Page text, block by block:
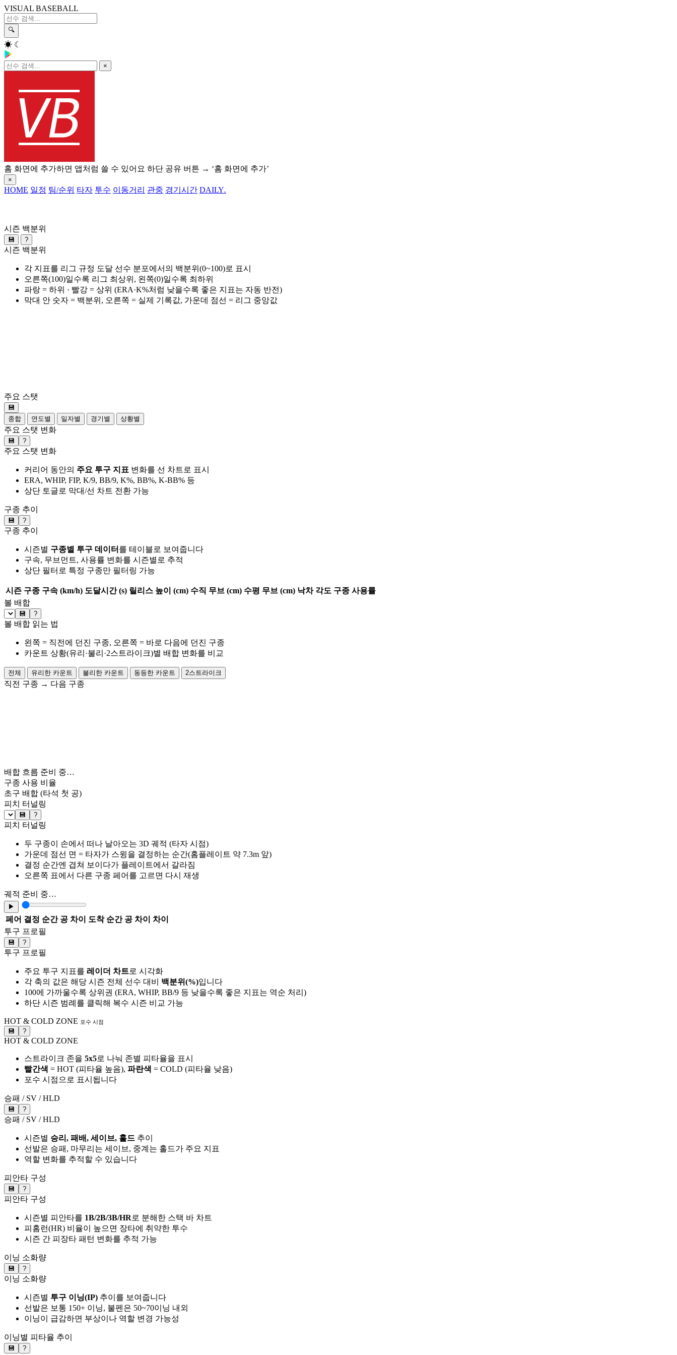
VISUAL BASEBALL
🔍
☀ ☾
×
홈 화면에 추가하면 앱처럼 쓸 수 있어요 하단 공유 버튼 → ‘홈 화면에 추가’
×
HOME 일정 팀/순위 타자 투수 이동거리 관중 경기시간 DAILY.
시즌 백분위
💾 ?
시즌 백분위
각 지표를 리그 규정 도달 선수 분포에서의 백분위(0~100)로 표시
오른쪽(100)일수록 리그 최상위, 왼쪽(0)일수록 최하위
파랑 = 하위 · 빨강 = 상위 (ERA·K%처럼 낮을수록 좋은 지표는 자동 반전)
막대 안 숫자 = 백분위, 오른쪽 = 실제 기록값, 가운데 점선 = 리그 중앙값
주요 스탯
💾
종합
연도별 일자별 경기별 상황별
주요 스탯 변화
💾 ?
주요 스탯 변화
커리어 동안의 주요 투구 지표 변화를 선 차트로 표시
ERA, WHIP, FIP, K/9, BB/9, K%, BB%, K-BB% 등
상단 토글로 막대/선 차트 전환 가능
구종 추이
💾 ?
구종 추이
시즌별 구종별 투구 데이터 를 테이블로 보여줍니다
구속, 무브먼트, 사용률 변화를 시즌별로 추적
상단 필터로 특정 구종만 필터링 가능
시즌 구종 구속 (km/h) 도달시간 (s) 릴리스 높이 (cm) 수직 무브 (cm) 수평 무브 (cm) 낙차 각도 구종 사용률
볼 배합
💾 ?
볼 배합 읽는 법
왼쪽 = 직전에 던진 구종, 오른쪽 = 바로 다음에 던진 구종
카운트 상황(유리·불리·2스트라이크)별 배합 변화를 비교
전체 유리한 카운트 불리한 카운트 동등한 카운트 2스트라이크
직전 구종 → 다음 구종
배합 흐름 준비 중…
구종 사용 비율
초구 배합 (타석 첫 공)
피치 터널링
💾 ?
피치 터널링
두 구종이 손에서 떠나 날아오는 3D 궤적 (타자 시점)
가운데 점선 면 = 타자가 스윙을 결정하는 순간(홈플레이트 약 7.3m 앞)
결정 순간엔 겹쳐 보이다가 플레이트에서 갈라짐
오른쪽 표에서 다른 구종 페어를 고르면 다시 재생
궤적 준비 중…
▶
페어 결정 순간 공 차이 도착 순간 공 차이
차이
투구 프로필
💾 ?
투구 프로필
주요 투구 지표를 레이더 차트로 시각화
각 축의 값은 해당 시즌 전체 선수 대비 백분위(%)입니다
100에 가까울수록 상위권 (ERA, WHIP, BB/9 등 낮을수록 좋은 지표는 역순 처리)
하단 시즌 범례를 클릭해 복수 시즌 비교 가능
HOT & COLD ZONE 포수 시점
💾 ?
HOT & COLD ZONE
스트라이크 존을 5x5로 나눠 존별 피타율을 표시
빨간색 = HOT (피타율 높음), 파란색 = COLD (피타율 낮음)
포수 시점으로 표시됩니다
승패 / SV / HLD
💾 ?
승패 / SV / HLD
시즌별 승리, 패배, 세이브, 홀드 추이
선발은 승패, 마무리는 세이브, 중계는 홀드가 주요 지표
역할 변화를 추적할 수 있습니다
피안타 구성
💾 ?
피안타 구성
시즌별 피안타를 1B/2B/3B/HR로 분해한 스택 바 차트
피홈런(HR) 비율이 높으면 장타에 취약한 투수
시즌 간 피장타 패턴 변화를 추적 가능
이닝 소화량
💾 ?
이닝 소화량
시즌별 투구 이닝(IP) 추이를 보여줍니다
선발은 보통 150+ 이닝, 불펜은 50~70이닝 내외
이닝이 급감하면 부상이나 역할 변경 가능성
이닝별 피타율 추이
💾 ?